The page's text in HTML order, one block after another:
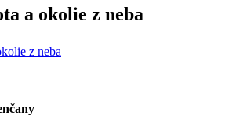
a okolie z neba